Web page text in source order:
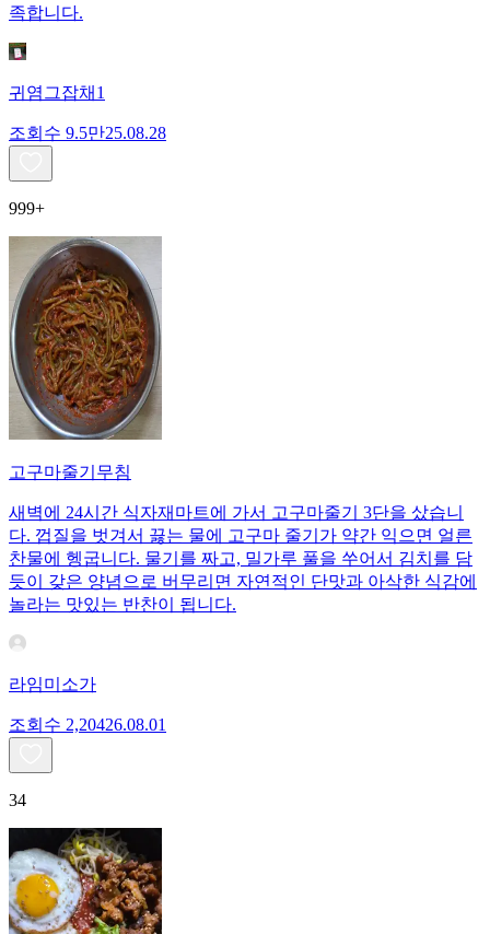
족합니다.
귀염그잡채1
조회수 9.5만25.08.28
999+
고구마줄기무침
새벽에 24시간 식자재마트에 가서 고구마줄기 3단을 샀습니
다. 껍질을 벗겨서 끓는 물에 고구마 줄기가 약간 익으면 얼른
찬물에 헹굽니다. 물기를 짜고, 밀가루 풀을 쑤어서 김치를 담
듯이 갖은 양념으로 버무리면 자연적인 단맛과 아삭한 식감에
놀라는 맛있는 반찬이 됩니다.
라임미소가
조회수 2,20426.08.01
34